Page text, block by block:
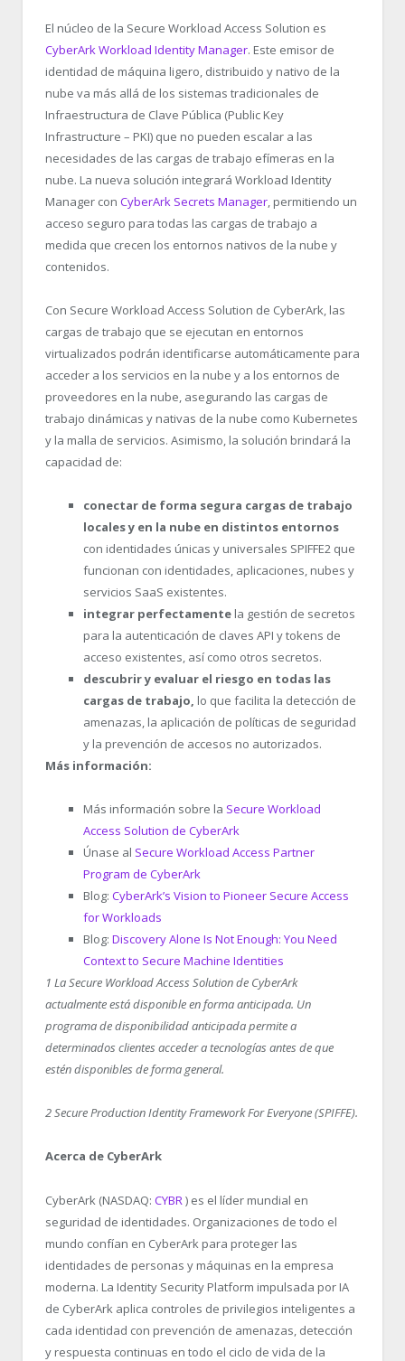
El núcleo de la Secure Workload Access Solution es
CyberArk Workload Identity Manager. Este emisor de
identidad de máquina ligero, distribuido y nativo de la
nube va más allá de los sistemas tradicionales de
Infraestructura de Clave Pública (Public Key
Infrastructure – PKI) que no pueden escalar a las
necesidades de las cargas de trabajo efímeras en la
nube. La nueva solución integrará Workload Identity
Manager con CyberArk Secrets Manager, permitiendo un
acceso seguro para todas las cargas de trabajo a
medida que crecen los entornos nativos de la nube y
contenidos.
Con Secure Workload Access Solution de CyberArk, las
cargas de trabajo que se ejecutan en entornos
virtualizados podrán identificarse automáticamente para
acceder a los servicios en la nube y a los entornos de
proveedores en la nube, asegurando las cargas de
trabajo dinámicas y nativas de la nube como Kubernetes
y la malla de servicios. Asimismo, la solución brindará la
capacidad de:
conectar de forma segura cargas de trabajo
locales y en la nube en distintos entornos
con identidades únicas y universales SPIFFE2 que
funcionan con identidades, aplicaciones, nubes y
servicios SaaS existentes.
integrar perfectamente la gestión de secretos
para la autenticación de claves API y tokens de
acceso existentes, así como otros secretos.
descubrir y evaluar el riesgo en todas las
cargas de trabajo, lo que facilita la detección de
amenazas, la aplicación de políticas de seguridad
y la prevención de accesos no autorizados.
Más información:
Más información sobre la Secure Workload
Access Solution de CyberArk
Únase al Secure Workload Access Partner
Program de CyberArk
Blog: CyberArk’s Vision to Pioneer Secure Access
for Workloads
Blog: Discovery Alone Is Not Enough: You Need
Context to Secure Machine Identities
1 La Secure Workload Access Solution de CyberArk
actualmente está disponible en forma anticipada. Un
programa de disponibilidad anticipada permite a
determinados clientes acceder a tecnologías antes de que
estén disponibles de forma general.
2Secure Production Identity Framework For Everyone (SPIFFE).
Acerca de CyberArk
CyberArk (NASDAQ: CYBR ) es el líder mundial en
seguridad de identidades. Organizaciones de todo el
mundo confían en CyberArk para proteger las
identidades de personas y máquinas en la empresa
moderna. La Identity Security Platform impulsada por IA
de CyberArk aplica controles de privilegios inteligentes a
cada identidad con prevención de amenazas, detección
y respuesta continuas en todo el ciclo de vida de la